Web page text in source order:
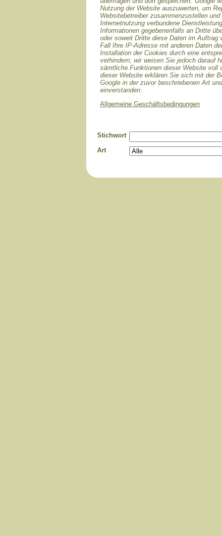
Nutzung der Website auszuwerten, um
Websitebetreiber zusammenzustellen
Internetnutzung verbundene
Informationen gegebenenfalls an Dritte
oder soweit Dritte diese Daten im Auftrag
Fall Ihre IP-Adresse mit anderen Daten
Installation der Cookies durch eine
verhindern; wir weisen Sie jedoch darauf
sämtliche Funktionen dieser Website voll
dieser Website erklären Sie sich mit der
Google in der zuvor beschriebenen Art
einverstanden.
Allgemeine Geschäftsbedingungen
Stichwort
Art